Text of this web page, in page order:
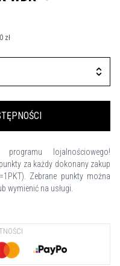
zł
lojalnościowego!
za każdy dokonany zakup
Zebrane punkty można
wymienić na usługi.